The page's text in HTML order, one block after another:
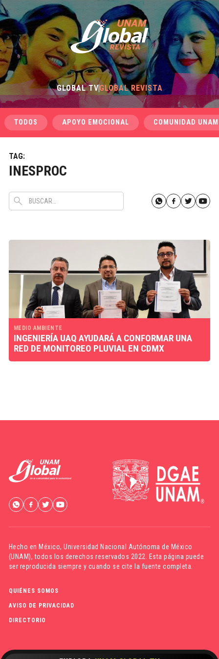
GLOBAL TVGLOBAL REVISTA
TODOS APOYO EMOCIONAL COMUNIDAD UNAM
TAG:
INESPROC
MEDIO AMBIENTE
INGENIERÍA UAQ AYUDARÁ A CONFORMAR UNA
RED DE MONITOREO PLUVIAL EN CDMX
Hecho en México,Universidad Nacional Autónoma de México
(UNAM), todos los derechos reservados 2022. Esta página puede
ser reproducida siempre y cuando se cite la fuente completa.
QUIÉNES SOMOS
AVISO DE PRIVACIDAD
DIRECTORIO